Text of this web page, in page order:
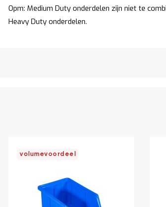
Opm: Medium Duty onderdelen zijn niet te
Heavy Duty onderdelen.
volumevoordeel